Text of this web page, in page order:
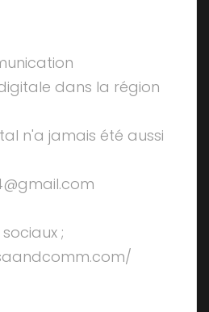
dans la région
n'a jamais été aussi
;